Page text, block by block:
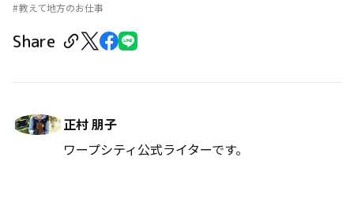
教えて地方のお仕事
Share
正村 朋子
ワープシティ公式ライターです。